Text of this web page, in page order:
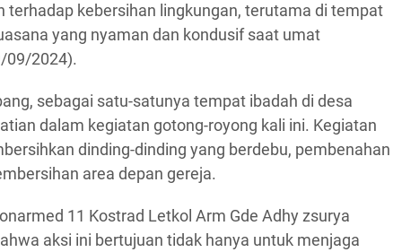
terhadap kebersihan lingkungan, terutama di tempat
yang nyaman dan kondusif saat umat
09/2024).
sebagai satu-satunya tempat ibadah di desa
dalam kegiatan gotong-royong kali ini. Kegiatan
dinding-dinding yang berdebu, pembenahan
area depan gereja.
11 Kostrad Letkol Arm Gde Adhy zsurya
aksi ini bertujuan tidak hanya untuk menjaga